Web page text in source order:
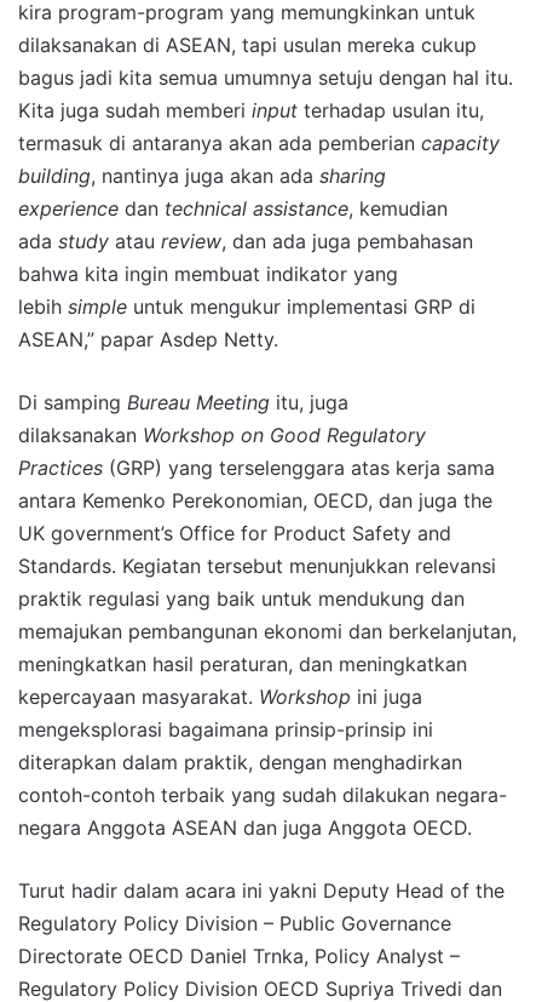
kira program-program yang memungkinkan untuk
dilaksanakan di ASEAN, tapi usulan mereka cukup
bagus jadi kita semua umumnya setuju dengan hal itu.
Kita juga sudah memberi input terhadap usulan itu,
termasuk di antaranya akan ada pemberian capacity
building, nantinya juga akan ada sharing
experience dan technical assistance, kemudian
ada study atau review, dan ada juga pembahasan
bahwa kita ingin membuat indikator yang
lebih simple untuk mengukur implementasi GRP di
ASEAN,” papar Asdep Netty.
Di samping Bureau Meeting itu, juga
dilaksanakan Workshop on Good Regulatory
Practices (GRP) yang terselenggara atas kerja sama
antara Kemenko Perekonomian, OECD, dan juga the
UK government’s Office for Product Safety and
Standards. Kegiatan tersebut menunjukkan relevansi
praktik regulasi yang baik untuk mendukung dan
memajukan pembangunan ekonomi dan berkelanjutan,
meningkatkan hasil peraturan, dan meningkatkan
kepercayaan masyarakat. Workshop ini juga
mengeksplorasi bagaimana prinsip-prinsip ini
diterapkan dalam praktik, dengan menghadirkan
contoh-contoh terbaik yang sudah dilakukan negara-
negara Anggota ASEAN dan juga Anggota OECD.
Turut hadir dalam acara ini yakni Deputy Head of the
Regulatory Policy Division – Public Governance
Directorate OECD Daniel Trnka, Policy Analyst –
Regulatory Policy Division OECD Supriya Trivedi dan